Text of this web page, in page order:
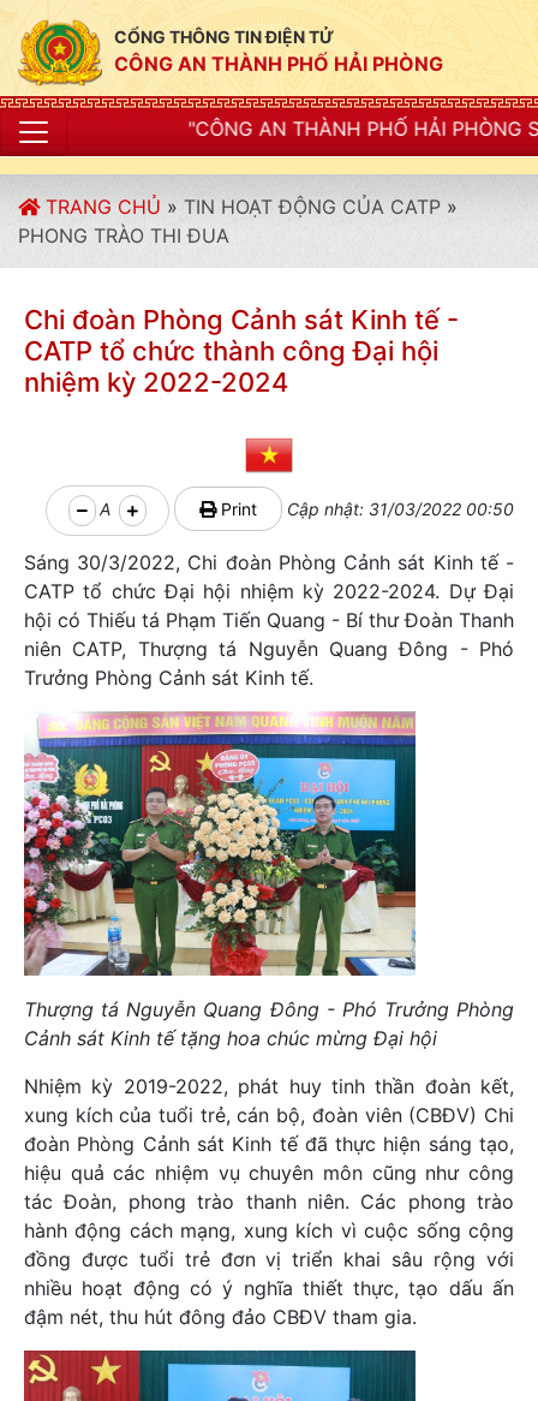
CỔNG THÔNG TIN ĐIỆN TỬ
CÔNG AN THÀNH PHỐ HẢI PHÒNG
AN THÀNH PHỐ HẢI PHÒNG SIẾT CHẶT KỶ LUẬT,
TRANG CHỦ » TIN HOẠT ĐỘNG CỦA CATP »
PHONG TRÀO THI ĐUA
Chi đoàn Phòng Cảnh sát Kinh tế -
CATP tổ chức thành công Đại hội
nhiệm kỳ 2022-2024
A Print Cập nhật: 31/03/2022 00:50
Sáng 30/3/2022, Chi đoàn Phòng Cảnh sát Kinh tế -
CATP tổ chức Đại hội nhiệm kỳ 2022-2024. Dự Đại
hội có Thiếu tá Phạm Tiến Quang - Bí thư Đoàn Thanh
niên CATP, Thượng tá Nguyễn Quang Đông - Phó
Trưởng Phòng Cảnh sát Kinh tế.
Thượng tá Nguyễn Quang Đông - Phó Trưởng Phòng
Cảnh sát Kinh tế tặng hoa chúc mừng Đại hội
Nhiệm kỳ 2019-2022, phát huy tinh thần đoàn kết,
xung kích của tuổi trẻ, cán bộ, đoàn viên (CBĐV) Chi
đoàn Phòng Cảnh sát Kinh tế đã thực hiện sáng tạo,
hiệu quả các nhiệm vụ chuyên môn cũng như công
tác Đoàn, phong trào thanh niên. Các phong trào
hành động cách mạng, xung kích vì cuộc sống cộng
đồng được tuổi trẻ đơn vị triển khai sâu rộng với
nhiều hoạt động có ý nghĩa thiết thực, tạo dấu ấn
đậm nét, thu hút đông đảo CBĐV tham gia.